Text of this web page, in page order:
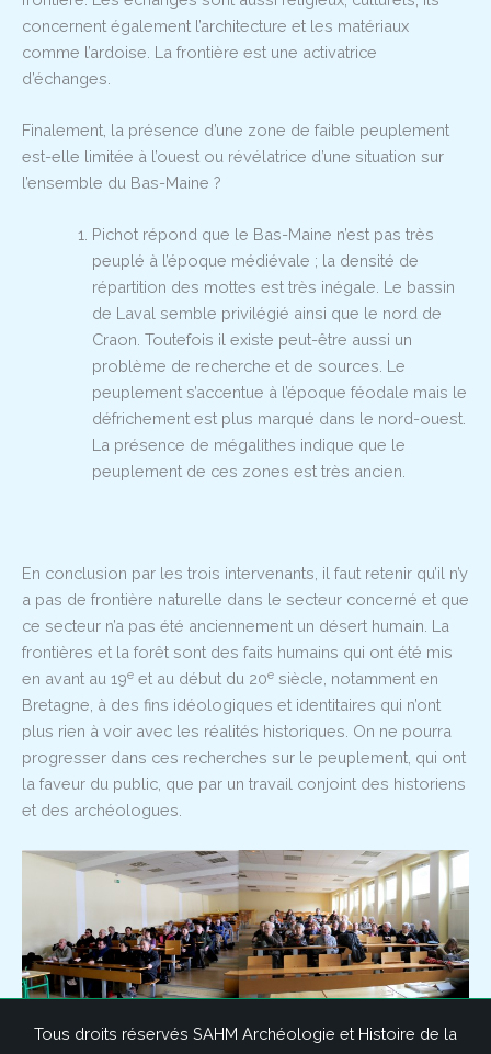
concernent également l’architecture et les matériaux
comme l’ardoise. La frontière est une activatrice
d’échanges.
Finalement, la présence d’une zone de faible peuplement
est-elle limitée à l’ouest ou révélatrice d’une situation sur
l’ensemble du Bas-Maine ?
Pichot répond que le Bas-Maine n’est pas très
peuplé à l’époque médiévale ; la densité de
répartition des mottes est très inégale. Le bassin
de Laval semble privilégié ainsi que le nord de
Craon. Toutefois il existe peut-être aussi un
problème de recherche et de sources. Le
peuplement s’accentue à l’époque féodale mais le
défrichement est plus marqué dans le nord-ouest.
La présence de mégalithes indique que le
peuplement de ces zones est très ancien.
En conclusion par les trois intervenants, il faut retenir qu’il n’y
a pas de frontière naturelle dans le secteur concerné et que
ce secteur n’a pas été anciennement un désert humain. La
frontières et la forêt sont des faits humains qui ont été mis
en avant au 19e et au début du 20e siècle, notamment en
Bretagne, à des fins idéologiques et identitaires qui n’ont
plus rien à voir avec les réalités historiques. On ne pourra
progresser dans ces recherches sur le peuplement, qui ont
la faveur du public, que par un travail conjoint des historiens
et des archéologues.
Tous droits réservés SAHM Archéologie et Histoire de la